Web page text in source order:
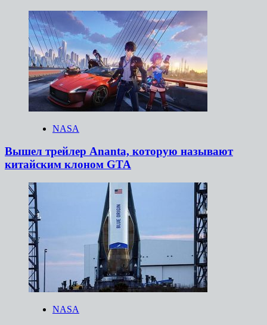
NASA
Вышел трейлер Ananta, которую называют
китайским клоном GTA
NASA